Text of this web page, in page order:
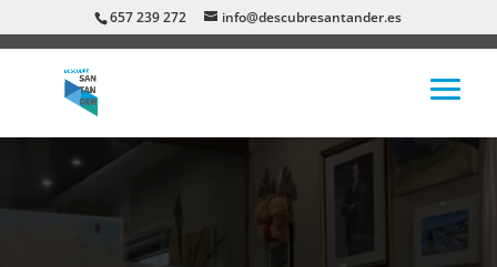
657 239 272 info@descubresantander.es